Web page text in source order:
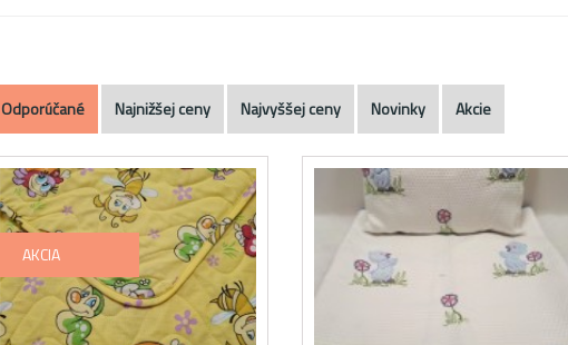
Odporúčané Najnižšej ceny Najvyššej ceny Novinky Akcie
AKCIA